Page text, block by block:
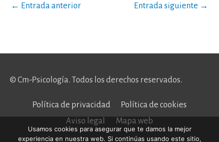
← Entrada anterior Entrada siguiente →
© Cm-Psicología. Todos los derechos reservados.
Política de privacidad
Política de cookies
Aviso legal
Mapa web
Usamos cookies para asegurar que te damos la mejor
experiencia en nuestra web. Si continúas usando este sitio,